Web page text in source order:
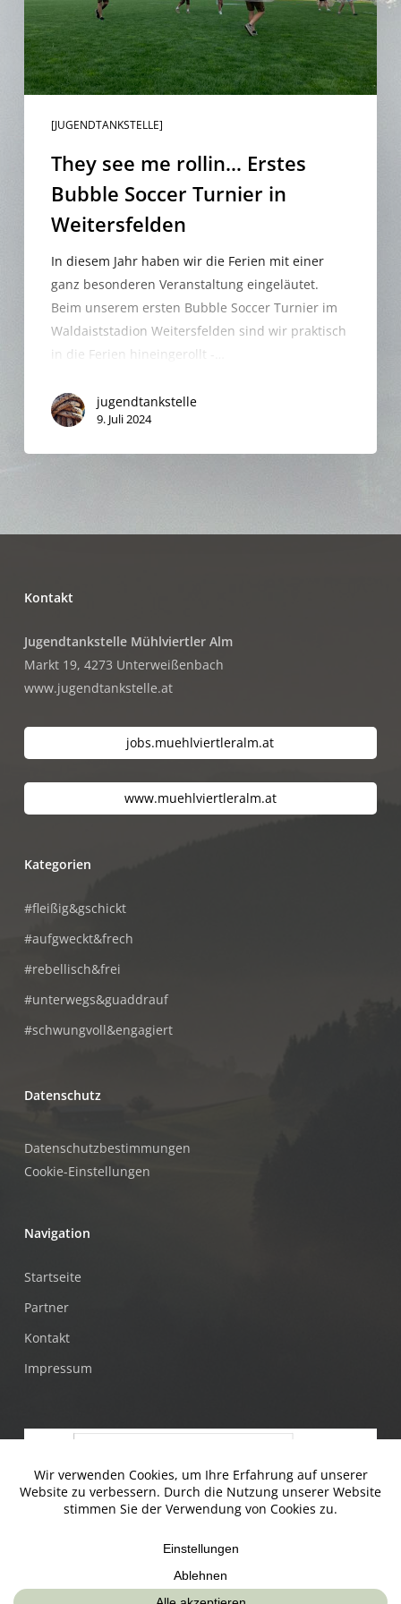
in
Weitersfelden
[JUGENDTANKSTELLE]
They see me rollin… Erstes
Bubble Soccer Turnier in
Weitersfelden
In diesem Jahr haben wir die Ferien mit einer
ganz besonderen Veranstaltung eingeläutet.
Beim unserem ersten Bubble Soccer Turnier im
Waldaiststadion Weitersfelden sind wir praktisch
in die Ferien hineingerollt -…
jugendtankstelle
9. Juli 2024
Kontakt
Jugendtankstelle Mühlviertler Alm
Markt 19, 4273 Unterweißenbach
www.jugendtankstelle.at
jobs.muehlviertleralm.at
www.muehlviertleralm.at
Kategorien
#fleißig&gschickt
#aufgweckt&frech
#rebellisch&frei
#unterwegs&guaddrauf
#schwungvoll&engagiert
Datenschutz
Datenschutzbestimmungen
Cookie-Einstellungen
Navigation
Startseite
Partner
Kontakt
Impressum
© Jugendtankstelle & Mühlviertler Alm